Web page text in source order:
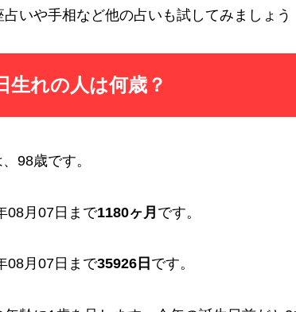
いや手相など他の占いも試してみましょう
生れの人は何歳？
98歳です。
08月07日まで1180ヶ月 です。
08月07日まで35926日 です。